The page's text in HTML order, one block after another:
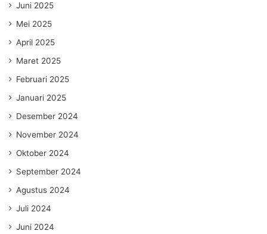
Juni 2025
Mei 2025
April 2025
Maret 2025
Februari 2025
Januari 2025
Desember 2024
November 2024
Oktober 2024
September 2024
Agustus 2024
Juli 2024
Juni 2024